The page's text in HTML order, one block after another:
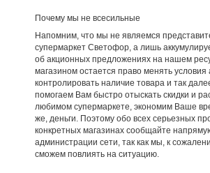
Почему мы не всесильные
Напомним, что мы не являемся
супермаркет Светофор, а лишь
об акционных предложениях на нашем
магазином остается право менять условия
контролировать наличие товара и так
помогаем Вам быстро отыскать скидки и
любимом супермаркете, экономим Ваше
же, деньги. Поэтому обо всех серьезных
конкретных магазинах сообщайте
администрации сети, так как мы, к
сможем повлиять на ситуацию.